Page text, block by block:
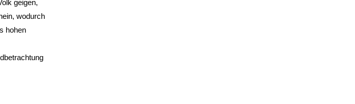
geigen,
wodurch
hohen